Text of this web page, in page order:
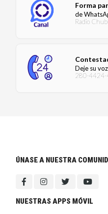
Forma
de
Radio
Deje su
280-4424-
ÚNASE A NUESTRA
NUESTRAS APPS MÓVIL